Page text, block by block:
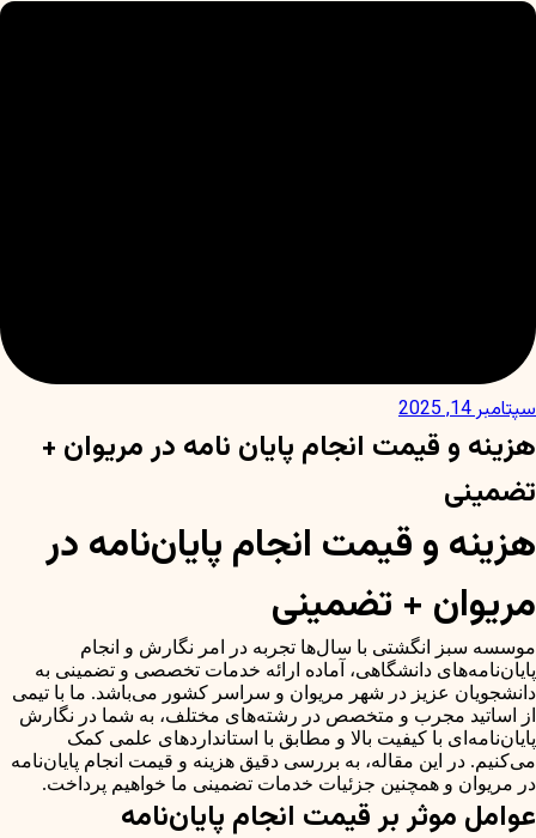
سپتامبر 14, 2025
هزینه و قیمت انجام پایان نامه در مریوان +
تضمینی
هزینه و قیمت انجام پایان‌نامه در
مریوان + تضمینی
موسسه سبز انگشتی با سال‌ها تجربه در امر نگارش و انجام
پایان‌نامه‌های دانشگاهی، آماده ارائه خدمات تخصصی و تضمینی به
دانشجویان عزیز در شهر مریوان و سراسر کشور می‌باشد. ما با تیمی
از اساتید مجرب و متخصص در رشته‌های مختلف، به شما در نگارش
پایان‌نامه‌ای با کیفیت بالا و مطابق با استانداردهای علمی کمک
می‌کنیم. در این مقاله، به بررسی دقیق هزینه و قیمت انجام پایان‌نامه
در مریوان و همچنین جزئیات خدمات تضمینی ما خواهیم پرداخت.
عوامل موثر بر قیمت انجام پایان‌نامه